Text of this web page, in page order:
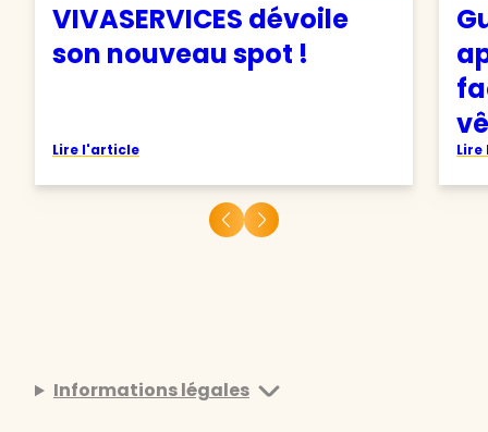
VIVASERVICES dévoile
son nouveau spot !
Lire l'article
Informations légales